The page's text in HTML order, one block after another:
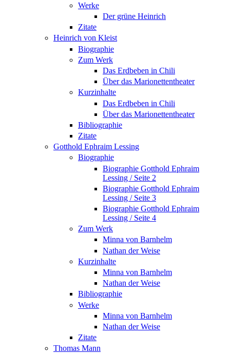
Werke
Der grüne Heinrich
Zitate
Heinrich von Kleist
Biographie
Zum Werk
Das Erdbeben in Chili
Über das Marionettentheater
Kurzinhalte
Das Erdbeben in Chili
Über das Marionettentheater
Bibliographie
Zitate
Gotthold Ephraim Lessing
Biographie
Biographie Gotthold Ephraim
Lessing / Seite 2
Biographie Gotthold Ephraim
Lessing / Seite 3
Biographie Gotthold Ephraim
Lessing / Seite 4
Zum Werk
Minna von Barnhelm
Nathan der Weise
Kurzinhalte
Minna von Barnhelm
Nathan der Weise
Bibliographie
Werke
Minna von Barnhelm
Nathan der Weise
Zitate
Thomas Mann